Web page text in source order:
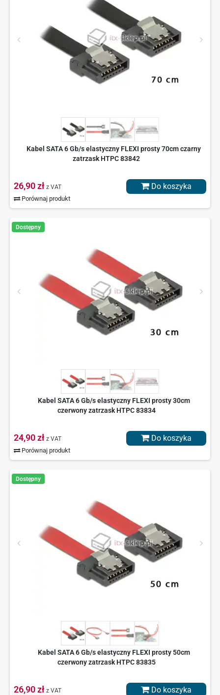
Kabel SATA 6 Gb/s elastyczny FLEXI prosty 70cm czarny
zatrzask HTPC 83842
26,90 zł z VAT
Porównaj produkt
Do koszyka
Dostępny
Kabel SATA 6 Gb/s elastyczny FLEXI prosty 30cm
czerwony zatrzask HTPC 83834
24,90 zł z VAT
Porównaj produkt
Do koszyka
Dostępny
Kabel SATA 6 Gb/s elastyczny FLEXI prosty 50cm
czerwony zatrzask HTPC 83835
26,90 zł z VAT Do koszyka